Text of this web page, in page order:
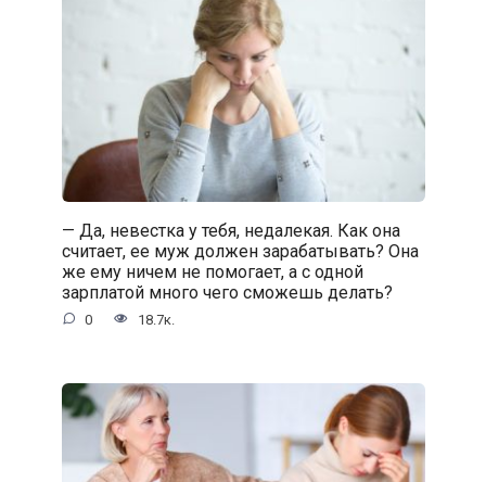
— Да, невестка у тебя, недалекая. Как она
считает, ее муж должен зарабатывать? Она
же ему ничем не помогает, а с одной
зарплатой много чего сможешь делать?
0 18.7к.